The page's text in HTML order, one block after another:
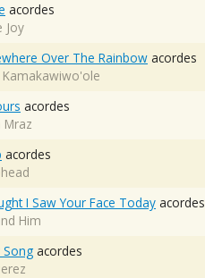
acordes
Joy
Over The Rainbow acordes
Kamakawiwo'ole
acordes
Mraz
acordes
I Saw Your Face Today acordes
Him
Song acordes